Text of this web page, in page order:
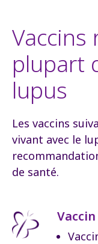
Vaccins
plupart
lupus
Les vaccins
vivant avec le
de santé.